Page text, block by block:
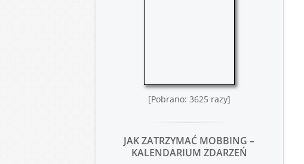
[Pobrano: 3625 razy]
JAK ZATRZYMAĆ MOBBING –
KALENDARIUM ZDARZEŃ